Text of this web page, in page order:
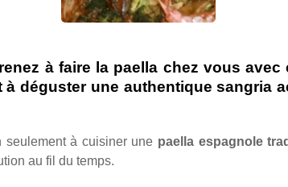
à faire la paella chez vous avec
déguster une authentique sangria
seulement à cuisiner une paella espagnole
au fil du temps.